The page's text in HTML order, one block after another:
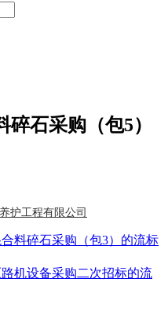
碎石采购（包5）
料碎石采购（包3）的流标
机设备采购二次招标的流